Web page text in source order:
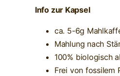
Info zur Kapsel
ca. 5-6g
Mahlung nach
100% biologisch
Frei von fossilem